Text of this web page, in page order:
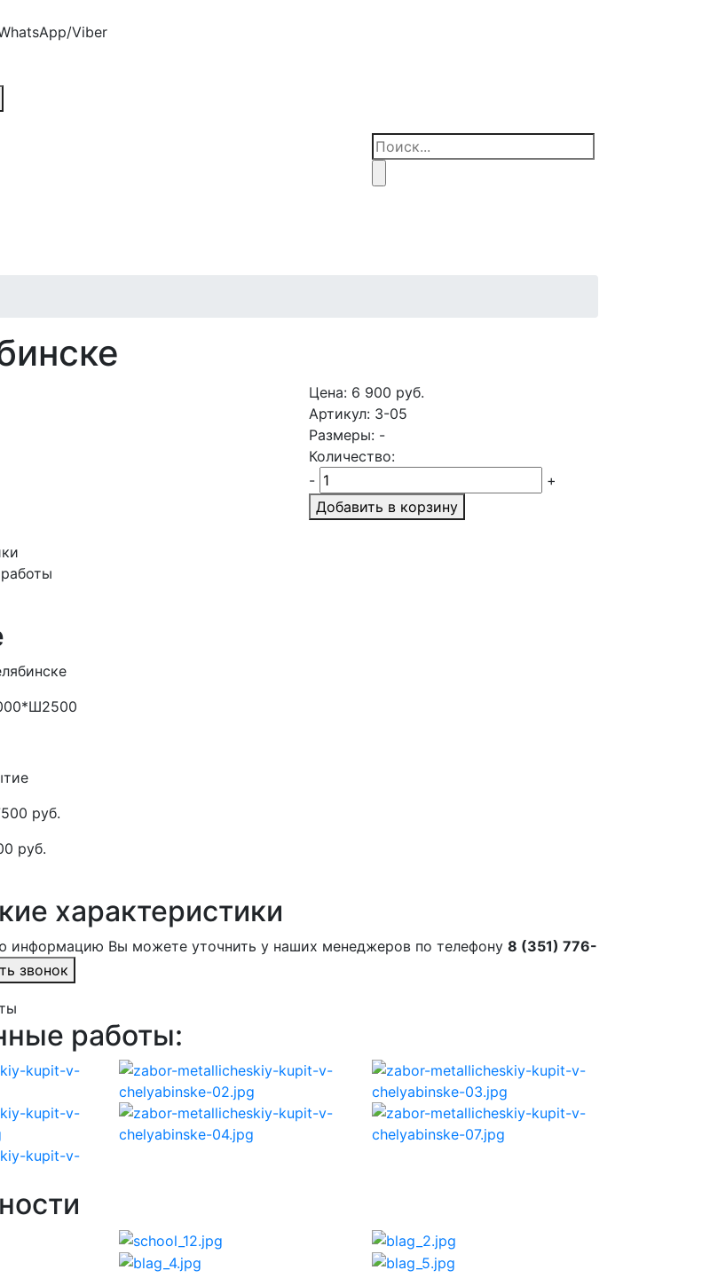
Viber
Цена: 6 900 руб.
Артикул: З-05
Размеры: -
Количество:
-
+
Добавить в корзину
руб.
руб.
характеристики
информацию Вы можете уточнить у наших менеджеров по телефону 8 (351) 776-
звонок
работы: